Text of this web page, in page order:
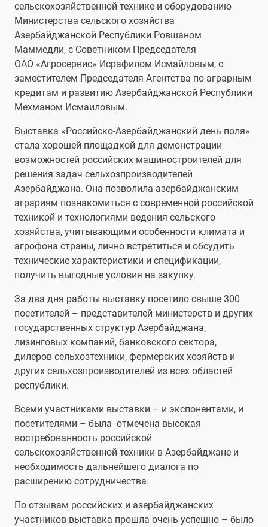
сельскохозяйственной технике и оборудованию
Министерства сельского хозяйства
Азербайджанской Республики Ровшаном
Маммедли, с Советником Председателя
ОАО «Агросервис» Исрафилом Исмайловым, с
заместителем Председателя Агентства по аграрным
кредитам и развитию Азербайджанской Республики
Мехманом Исмаиловым.
Выставка «Российско-Азербайджанский день поля»
стала хорошей площадкой для демонстрации
возможностей российских машиностроителей для
решения задач сельхозпроизводителей
Азербайджана. Она позволила азербайджанским
аграриям познакомиться с современной российской
техникой и технологиями ведения сельского
хозяйства, учитывающими особенности климата и
агрофона страны, лично встретиться и обсудить
технические характеристики и спецификации,
получить выгодные условия на закупку.
За два дня работы выставку посетило свыше 300
посетителей – представителей министерств и других
государственных структур Азербайджана,
лизинговых компаний, банковского сектора,
дилеров сельхозтехники, фермерских хозяйств и
других сельхозпроизводителей из всех областей
республики.
Всеми участниками выставки – и экспонентами, и
посетителями – была отмечена высокая
востребованность российской
сельскохозяйственной техники в Азербайджане и
необходимость дальнейшего диалога по
расширению сотрудничества.
По отзывам российских и азербайджанских
участников выставка прошла очень успешно – было